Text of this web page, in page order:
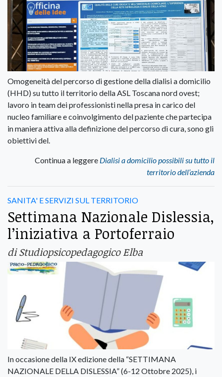
Omogeneità del percorso di gestione della dialisi a domicilio
(HHD) su tutto il territorio della ASL Toscana nord ovest;
lavoro in team dei professionisti nella presa in carico del
nucleo familiare e coinvolgimento del paziente che partecipa
in maniera attiva alla definizione del percorso di cura, sono gli
obiettivi del.
Continua a leggere Dialisi a domicilio possibili su tutto il
territorio dell’azienda
SANITA' E SERVIZI SUL TERRITORIO
Settimana Nazionale Dislessia,
l’iniziativa a Portoferraio
di Studiopsicopedagogico Elba
In occasione della IX edizione della “SETTIMANA
NAZIONALE DELLA DISLESSIA” (6-12 Ottobre 2025), i